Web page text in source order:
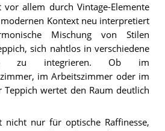
vor allem durch Vintage-Elemente
Kontext neu interpretiert
Mischung von Stilen
sich nahtlos in verschiedene
zu integrieren. Ob im
im Arbeitszimmer oder im
Teppich wertet den Raum deutlich
nicht nur für optische Raffinesse,